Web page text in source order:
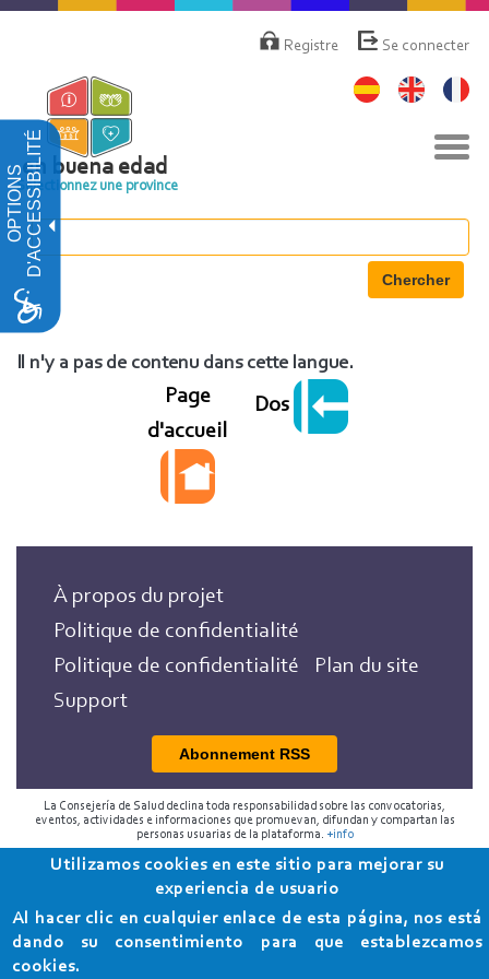
OPTIONSD'ACCESSIBILITÉ
Aller
principal
deRegistre Se connecter
la
en buena edad
Sélectionnez une province
Chercher
Il n'y a pas de contenu dans cette langue.
Page
d'accueil
Dos
À propos du projet
Politique de confidentialité
Politique de confidentialité
Plan du site
Support
Abonnement RSS
La Consejería de Salud declina toda responsabilidad sobre las convocatorias,
eventos, actividades e informaciones que promuevan, difundan y compartan las
personas usuarias de la plataforma. +info
2018 Programa de Envejecimiento Saludable de la
Consejería de Salud
Utilizamos cookies en este sitio para mejorar su
experiencia de usuario
Al hacer clic en cualquier enlace de esta página, nos está
dando su consentimiento para que establezcamos
cookies.